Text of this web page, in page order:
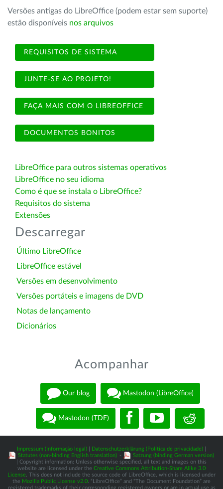
Versões antigas do LibreOffice (podem estar sem suporte)
estão disponíveis nos arquivos
REQUISITOS DE SISTEMA
JUNTE-SE AO PROJETO!
FAÇA MAIS COM O LIBREOFFICE
DOCUMENTOS BONITOS
LibreOffice para outros sistemas operativos
LibreOffice no seu idioma
Como é que se instala o LibreOffice?
Requisitos do sistema
Extensões
Descarregar
Último LibreOffice
LibreOffice estável
Versões em desenvolvimento
Versões portáteis e imagens de DVD
Notas de lançamento
Dicionários
Acompanhar
Our blog Mastodon (LibreOffice)
Mastodon (TDF)
Impressum (Informação legal) Datenschutzerklärung (Política de privacidade)
Statutes (non-binding English translation) -
Satzung (binding German version)
| Copyright information: Unless otherwise specified, all text and images on this
website are licensed under the Creative Commons Attribution-Share Alike 3.0
License . This does not include the source code of LibreOffice, which is licensed under
the Mozilla Public License v2.0 . “LibreOffice” and “The Document Foundation” are
registered trademarks of their corresponding registered owners or are in actual use as